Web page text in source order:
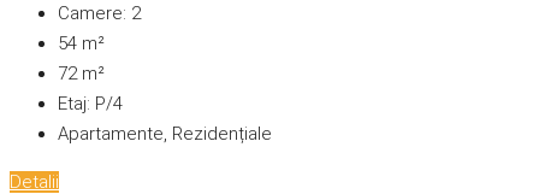
Camere: 2
54 m²
72m²
Etaj: P/4
Apartamente, Rezidențiale
Detalii